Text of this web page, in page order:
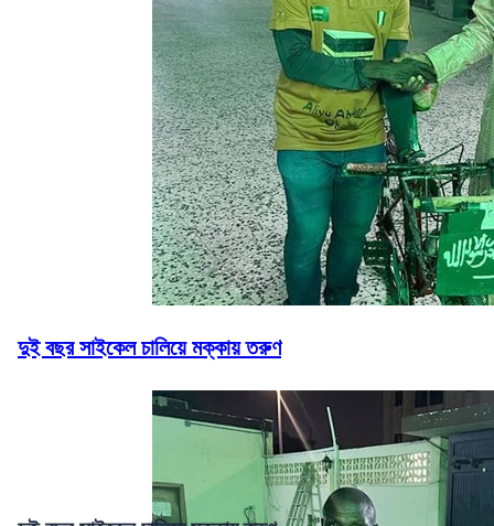
দুই বছর সাইকেল চালিয়ে মক্কায় তরুণ